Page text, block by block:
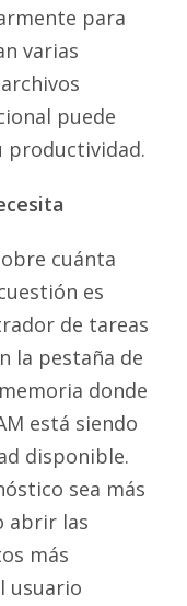
para
varias
puede
productividad.
cuánta
es
de tareas
la pestaña de
donde
está siendo
disponible.
sea más
abrir las
más
usuario